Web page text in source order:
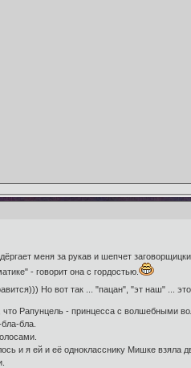
меня за рукав и шепчет
- говорит она с гордостью.
Но вот так ... "пацан", "эт наш" ...
Рапунцель - принцесса с волшебными
бла.
и я ей и её однокласснику Мишке взяла